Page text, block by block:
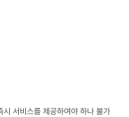
서비스를 제공하여야 하나 불가